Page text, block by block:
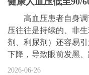
高血压患者自身
压往往是持续的、非
剂、利尿剂）还容易
下降，导致眼前发黑
2026-06-26